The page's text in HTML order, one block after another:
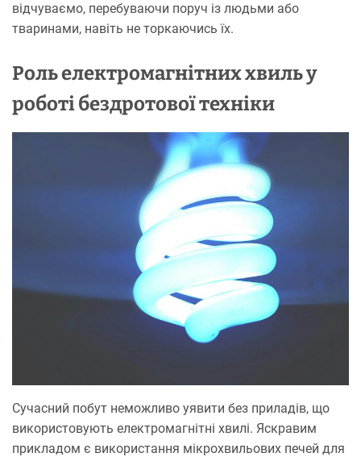
відчуваємо, перебуваючи поруч із людьми або
тваринами, навіть не торкаючись їх.
Роль електромагнітних хвиль у
роботі бездротової техніки
Сучасний побут неможливо уявити без приладів, що
використовують електромагнітні хвилі. Яскравим
прикладом є використання мікрохвильових печей для